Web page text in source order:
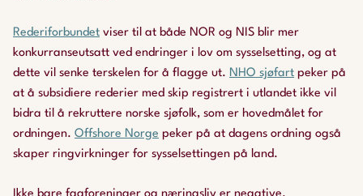
Rederiforbundet viser til at både NOR og NIS blir mer
konkurranseutsatt ved endringer i lov om sysselsetting, og at
dette vil senke terskelen for å flagge ut. NHO sjøfart peker på
at å subsidiere rederier med skip registrert i utlandet ikke vil
bidra til å rekruttere norske sjøfolk, som er hovedmålet for
ordningen. Offshore Norge peker på at dagens ordning også
skaper ringvirkninger for sysselsettingen på land.